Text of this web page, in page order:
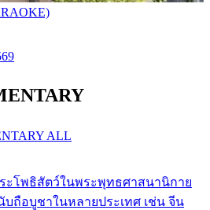
ALL
ะโพธิสัตว์ในพระพุทธศาสนานิกาย
ถือบูชาในหลายประเทศ เช่น จีน